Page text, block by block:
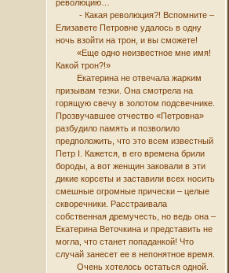
революцию…
- Какая революция?! Вспомните –
Елизавете Петровне удалось в одну
ночь взойти на трон, и вы сможете!
«Еще одно неизвестное мне имя!
Какой трон?!»
Екатерина не отвечала жарким
призывам тезки. Она смотрела на
горящую свечу в золотом подсвечнике.
Прозвучавшее отчество «Петровна»
разбудило память и позволило
предположить, что это всем известный
Петр I. Кажется, в его времена брили
бороды, а вот женщин заковали в эти
дикие корсеты и заставили всех носить
смешные огромные прически – целые
скворечники. Расстраивала
собственная дремучесть, но ведь она –
Екатерина Веточкина и представить не
могла, что станет попаданкой! Что
случай занесет ее в непонятное время.
Очень хотелось остаться одной.